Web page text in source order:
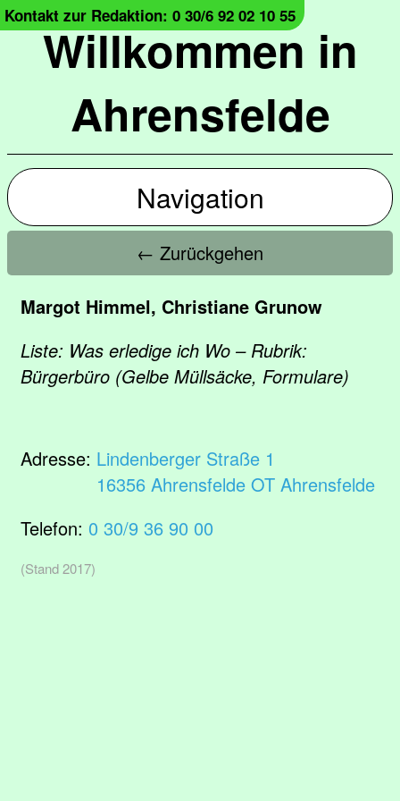
Willkommen in
Ahrensfelde
Kontakt zur Redaktion: 0 30/6 92 02 10 55
Navigation
← Zurückgehen
Margot Himmel, Christiane Grunow
Liste: Was erledige ich Wo – Rubrik:
Bürgerbüro (Gelbe Müllsäcke, Formulare)
Adresse: Lindenberger Straße 1
16356 Ahrensfelde OT Ahrensfelde
Telefon: 0 30/9 36 90 00
(Stand 2017)